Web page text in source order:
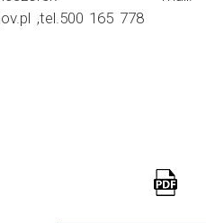
,tel.500 165 778